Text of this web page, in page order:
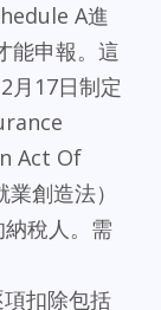
A進
能申報。這
月17日制定
Act Of
創造法）
稅人。需
扣除包括